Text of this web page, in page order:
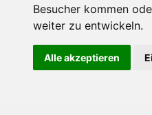
Besucher kommen
weiter zu entwickeln.
Alle akzeptieren